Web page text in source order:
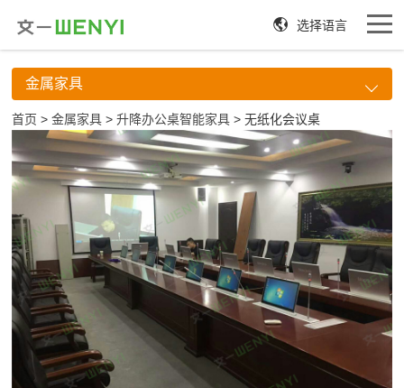
选择语言
金属家具
首页 >金属家具 >升降办公桌智能家具 > 无纸化会议桌